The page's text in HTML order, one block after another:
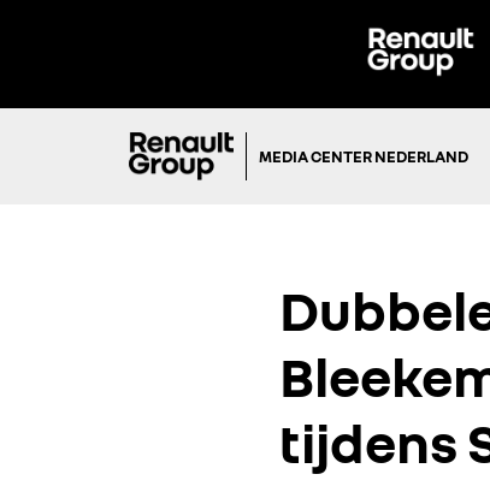
MEDIA CENTER NEDERLAND
tijdens